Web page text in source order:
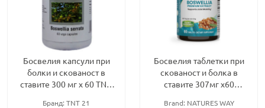
Босвелия капсули при
болки и скованост в
ставите 300 мг х 60 TNT-
Бранд: TNT 21
Босвелия таблетки при
скованост и болка в
ставите 307мг х60
Brand: NATURES WAY